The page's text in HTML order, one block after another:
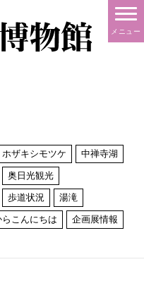
メニュー
ホザキシモツケ 中禅寺湖
奥日光観光
歩道状況 湯滝
こんにちは 企画展情報